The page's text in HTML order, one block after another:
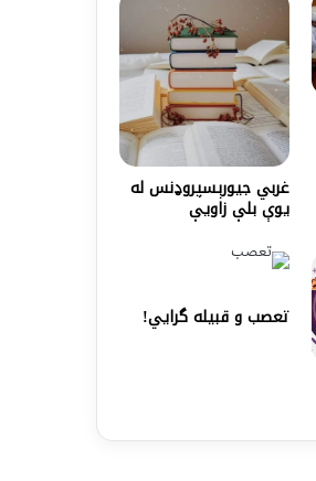
غربي جيورېسپروډنس له
يوې بلې زاويې
تعصب و قبیله گرایي!